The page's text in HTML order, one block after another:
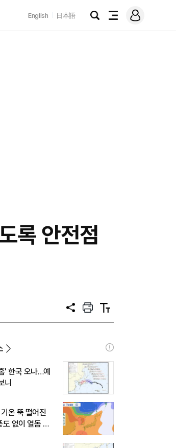
English 日本語
검
전
메
그
록 안전점
공
프
트
텍
트
' 한국 오나…예
니
온 뚝 떨어진
없이 열돔 박